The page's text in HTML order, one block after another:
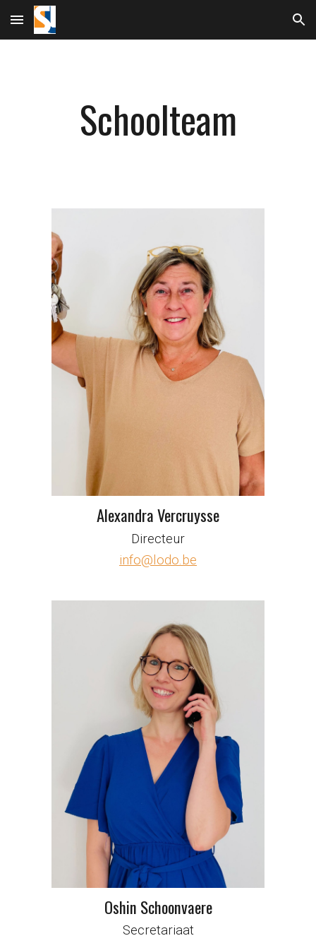
Skip to main content Skip to navigation
Schoolteam
Alexandra Vercruysse
Directeur
info@lodo.be
Oshin Schoonvaere
Secretariaat